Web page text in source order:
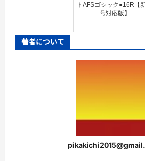
トAFSゴシック●16R【
号対応版】
著者について